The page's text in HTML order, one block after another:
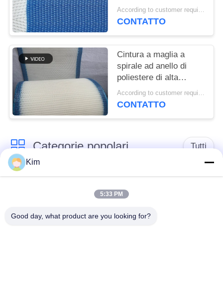
polioxometilene
plastico congelato per
torre a maglia piatta
According to customer requirements MOQ:1 metro
CONTATTO
Cintura a maglia a
spirale ad anello di
poliestere di alta
qualità, cintura a
maglia a filtro 100% di
According to customer requirements MOQ:1 metro
CONTATTO
Categorie popolari Tutti
cinghia della rete
della maglia
Kim
5:33 PM
Good day, what product are you looking for?